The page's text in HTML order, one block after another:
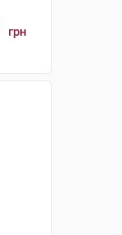
грн